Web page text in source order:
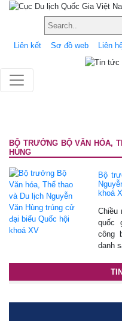
Liên kết Sơ đồ web Liên
BỘ TRƯỞNG BỘ VĂN HÓA,
HÙNG
Bộ
khoá
Chiều
quốc
công
danh